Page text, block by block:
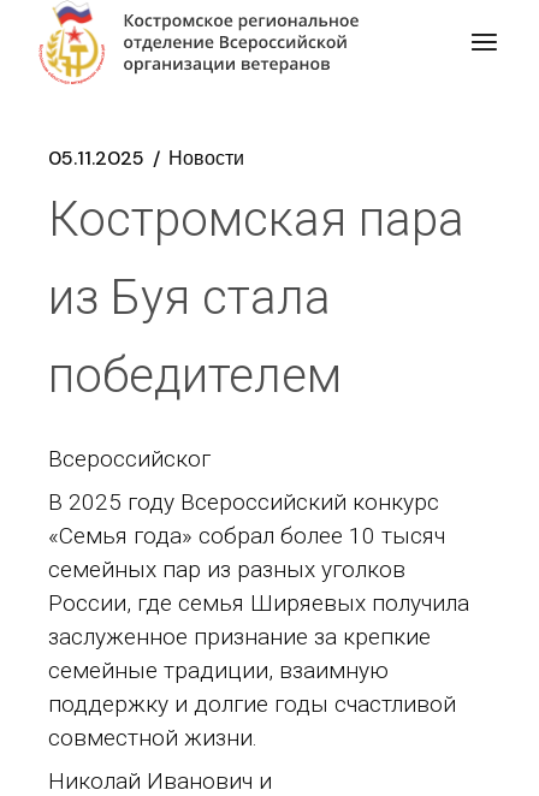
05.11.2025 Новости
Костромская пара
из Буя стала
победителем
Всероссийског
В 2025 году Всероссийский конкурс
«Семья года» собрал более 10 тысяч
семейных пар из разных уголков
России, где семья Ширяевых получила
заслуженное признание за крепкие
семейные традиции, взаимную
поддержку и долгие годы счастливой
совместной жизни.
Николай Иванович и